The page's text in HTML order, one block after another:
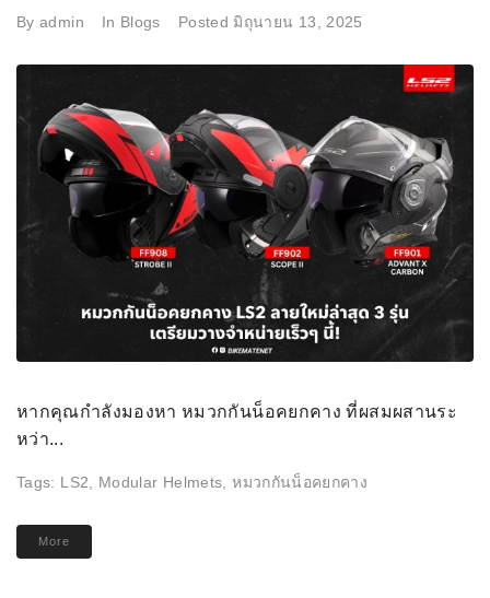
Byadmin In Blogs Posted มิถุนายน 13, 2025
หากคุณกำลังมองหา หมวกกันน็อคยกคาง ที่ผสมผสานระ
หว่า...
Tags: LS2 Modular Helmets ,หมวกกันน็อคยกคาง
More